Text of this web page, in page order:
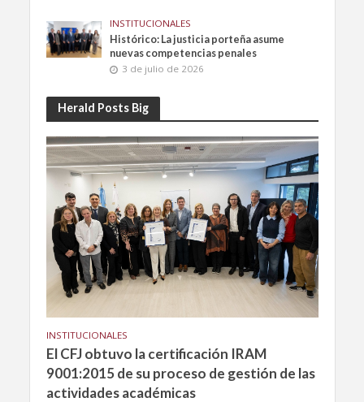
INSTITUCIONALES
Histórico: La justicia porteña asume
nuevas competencias penales
3 de julio de 2026
Herald Posts Big
INSTITUCIONALES
El CFJ obtuvo la certificación IRAM
9001:2015 de su proceso de gestión de las
actividades académicas